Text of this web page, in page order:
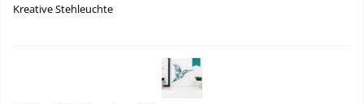
Kreative Stehleuchte